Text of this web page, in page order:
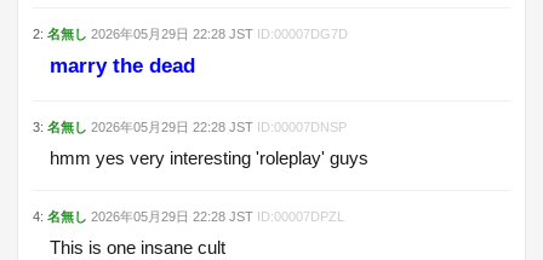
2: 名無し 2026年05月29日 22:28 JST ID:00007DG7D
marry the dead
3: 名無し 2026年05月29日 22:28 JST ID:00007DNSP
hmm yes very interesting 'roleplay' guys
4: 名無し 2026年05月29日 22:28 JST ID:00007DPZL
This is one insane cult